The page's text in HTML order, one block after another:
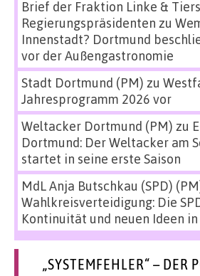
Brief der Fraktion Linke &
Regierungspräsidenten zu
Innenstadt? Dortmund
vor der Außengastronomie
Stadt Dortmund (PM) zu
Jahresprogramm 2026 vor
Weltacker Dortmund (PM) zu
Dortmund: Der Weltacker am
startet in seine erste Saison
MdL Anja Butschkau (SPD)
Wahlkreisverteidigung: Die
Kontinuität und neuen Ideen
„SYSTEMFEHLER“ – DER